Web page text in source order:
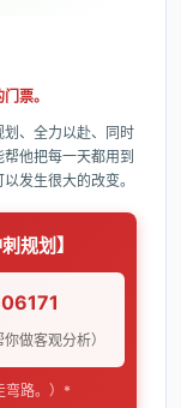
票。
、全力以赴、同时
他把每一天都用到
发生很大的改变。
规划】
做客观分析）
弯路。）*